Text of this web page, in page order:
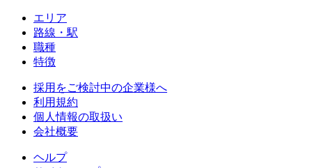
エリア
路線・駅
職種
特徴
採用をご検討中の企業様へ
利用規約
個人情報の取扱い
会社概要
ヘルプ